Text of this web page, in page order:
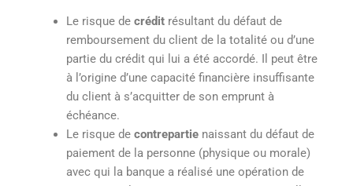
Le risque de créditrésultant du défaut de
remboursement du client de la totalité ou d’une
partie du crédit qui lui a été accordé. Il peut être
à l’origine d’une capacité financière insuffisante
du client à s’acquitter de son emprunt à
échéance.
Le risque de contrepartienaissant du défaut de
paiement de la personne (physique ou morale)
avec qui la banque a réalisé une opération de